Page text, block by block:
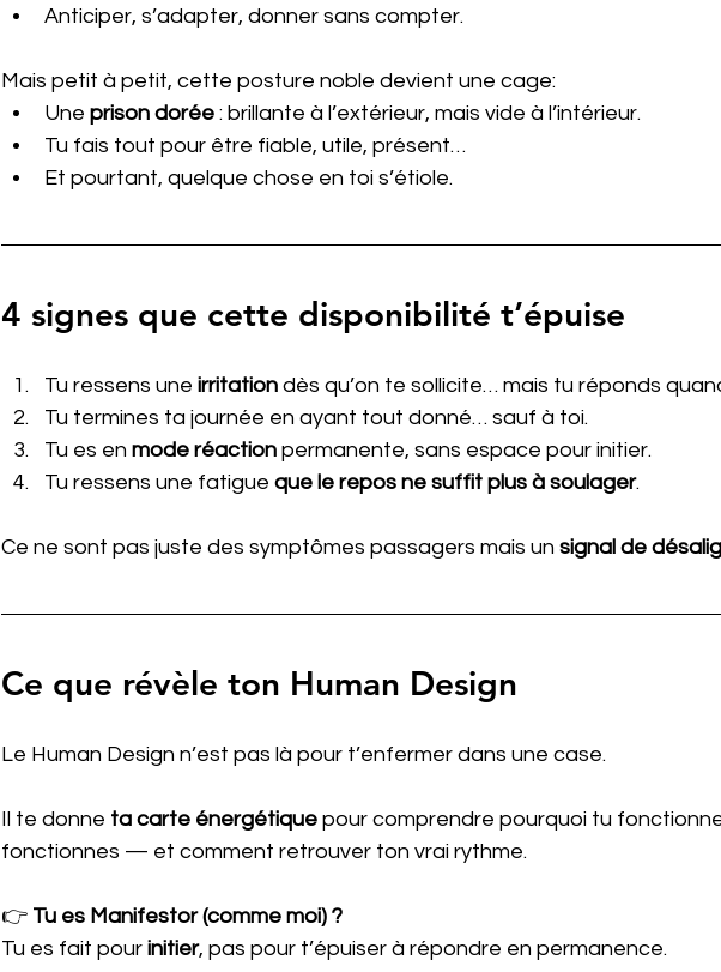
Anticiper, s’adapter, donner sans compter.
Mais petit à petit, cette posture noble devient une cage:
Une prison dorée : brillante à l’extérieur, mais vide à l’intérieur.
Tu fais tout pour être fiable, utile, présent…
Et pourtant, quelque chose en toi s’étiole.
4 signes que cette disponibilité t’épuise
Tu ressens une irritation dès qu’on te sollicite… mais tu réponds
Tu termines ta journée en ayant tout donné… sauf à toi.
Tu es en mode réaction permanente, sans espace pour initier.
Tu ressens une fatigue que le repos ne suffit plus à soulager.
Ce ne sont pas juste des symptômes passagers mais un signal de
Ce que révèle ton Human Design
Le Human Design n’est pas là pour t’enfermer dans une case.
Il te donne ta carte énergétique pour comprendre pourquoi tu
fonctionnes — et comment retrouver ton vrai rythme.
👉 Tu es Manifestor (comme moi) ?
Tu es fait pour initier, pas pour t’épuiser à répondre en permanence.